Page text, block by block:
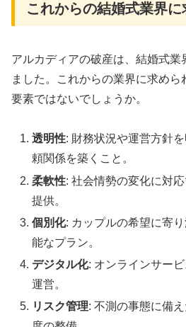
これからの結婚式業界
アルカディアの破産は、結婚式業
ました。これからの業界に求め
要素ではないでしょうか。
透明性: 財務状況や運営方針
頼関係を築くこと。
柔軟性: 社会情勢の変化に対
提供。
個別化: カップルの希望に寄
能なプラン。
デジタル化: オンラインサー
運営。
リスク管理: 不測の事態に備